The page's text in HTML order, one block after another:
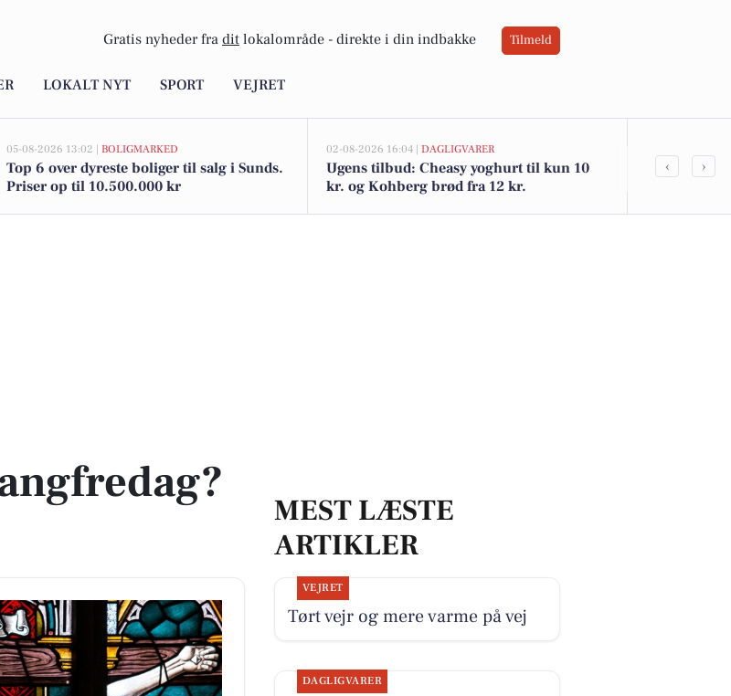
Gratis nyheder fra dit lokalområde - direkte i din indbakke Tilmeld
LOKALT NYT SPORT VEJRET
05-08-2026 13:02 | BOLIGMARKED
Top 6 over dyreste boliger til salg i Sunds.
Priser op til 10.500.000 kr
02-08-2026 16:04 | DAGLIGVARER
Ugens tilbud: Cheasy yoghurt til kun 10
kr. og Kohberg brød fra 12 kr.
Ikastvej 2
‹ ›
MEST LÆSTE
ARTIKLER
VEJRET
Tørt vejr og mere varme på vej
DAGLIGVARER